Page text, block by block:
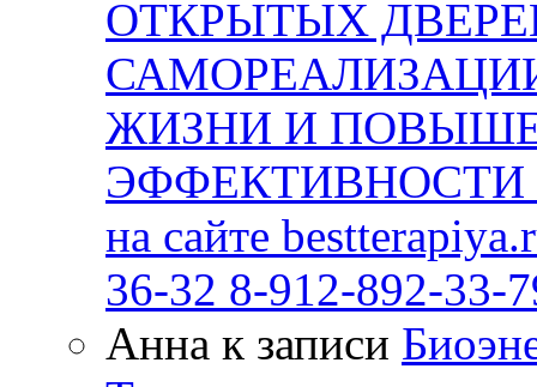
ОТКРЫТЫХ
ЖИЗНИ И
ЭФФЕКТИВНОСТИ
на сайте
36-32 8-912-892-33-
Анна к записи